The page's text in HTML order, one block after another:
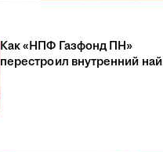
Как «НПФ Газфонд ПН»
перестроил внутренний